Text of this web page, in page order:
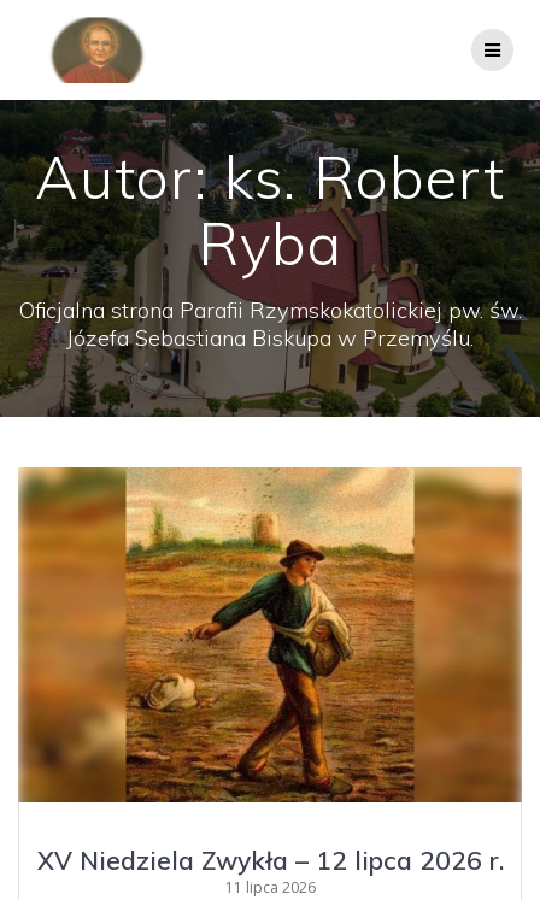
Autor:ks. Robert
Ryba
Oficjalna strona Parafii Rzymskokatolickiej pw. św.
Józefa Sebastiana Biskupa w Przemyślu.
XV Niedziela Zwykła – 12 lipca 2026 r.
11 lipca 2026